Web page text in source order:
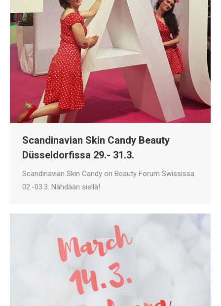
Scandinavian Skin Candy Beauty
Düsseldorfissa 29.- 31.3.
Scandinavian Skin Candy on Beauty Forum Swississa
02.-03.3. Nähdään siellä!